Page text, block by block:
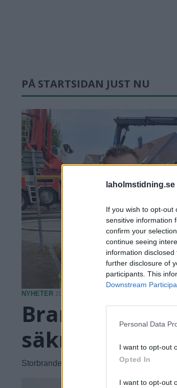
laholmstidning.se
If you wish to opt-out
sensitive information
confirm your
continue seeing
information
further disclosure of
participants. This
Downstream
Personal Data
I want to opt-out
Opted In
I want to opt-out
PÅ STARTSIDAN JUST NU
NYHETER 2026-08-05 KL. 12:27
säkra på att vi
Storbranden kunde ha fått betydligt värre